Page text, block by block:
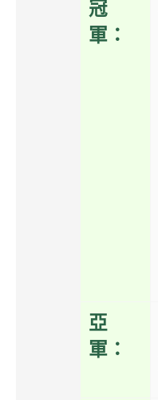
冠
軍：
亞
軍：